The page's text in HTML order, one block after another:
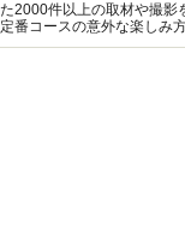
2000件以上の取材や撮
番コースの意外な楽しみ